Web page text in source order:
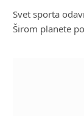
Svet sporta
Širom planete